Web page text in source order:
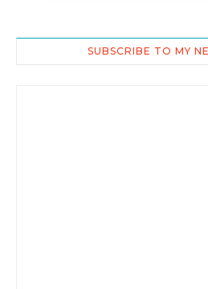
SUBSCRIBE TO MY